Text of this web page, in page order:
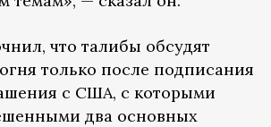
что талибы обсудят
только после подписания
с США, с которыми
два основных